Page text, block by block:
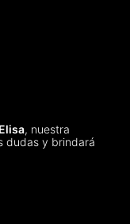
, nuestra
dudas y brindará